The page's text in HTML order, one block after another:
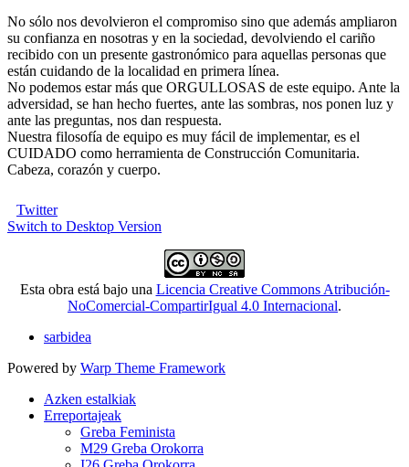
No sólo nos devolvieron el compromiso sino que además ampliaron
su confianza en nosotras y en la sociedad, devolviendo el cariño
recibido con un presente gastronómico para aquellas personas que
están cuidando de la localidad en primera línea.
No podemos estar más que ORGULLOSAS de este equipo. Ante la
adversidad, se han hecho fuertes, ante las sombras, nos ponen luz y
ante las preguntas, nos dan respuesta.
Nuestra filosofía de equipo es muy fácil de implementar, es el
CUIDADO como herramienta de Construcción Comunitaria.
Cabeza, corazón y cuerpo.
Twitter
Switch to Desktop Version
Esta obra está bajo una Licencia Creative Commons Atribución-
NoComercial-CompartirIgual 4.0 Internacional.
sarbidea
Powered by Warp Theme Framework
Azken estalkiak
Erreportajeak
Greba Feminista
M29 Greba Orokorra